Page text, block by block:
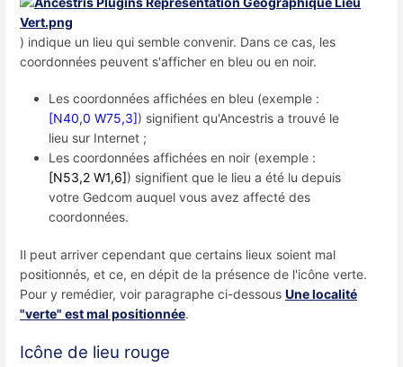
) indique un lieu qui semble convenir. Dans ce cas, les
coordonnées peuvent s'afficher en bleu ou en noir.
Les coordonnées affichées en bleu (exemple :
[N40,0 W75,3]) signifient qu'Ancestris a trouvé le
lieu sur Internet ;
Les coordonnées affichées en noir (exemple :
[N53,2 W1,6]) signifient que le lieu a été lu depuis
votre Gedcom auquel vous avez affecté des
coordonnées.
Il peut arriver cependant que certains lieux soient mal
positionnés, et ce, en dépit de la présence de l'icône verte.
Pour y remédier, voir paragraphe ci-dessous Une localité
"verte" est mal positionnée.
Icône de lieu rouge